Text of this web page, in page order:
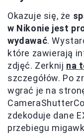
Okazuje się, że
w Nikonie jest
wydawać.
które zawierają
zdjęć. Zerknij na
szczegółów. Po
wgrać je na
zdekoduje dane
przebiegu